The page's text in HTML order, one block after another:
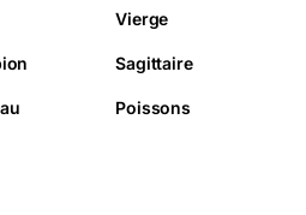
Vierge
Sagittaire
Poissons